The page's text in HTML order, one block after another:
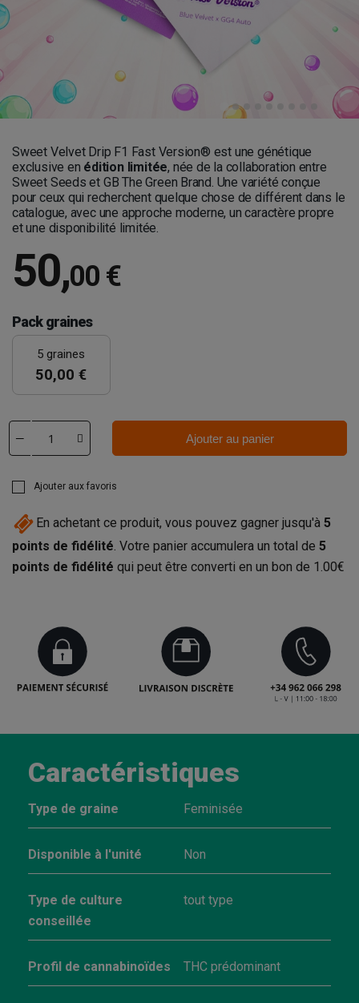
Sweet Velvet Drip F1 Fast Version® est une génétique
exclusive en édition limitée, née de la collaboration entre
Sweet Seeds et GB The Green Brand. Une variété conçue
pour ceux qui recherchent quelque chose de différent dans le
catalogue, avec une approche moderne, un caractère propre
et une disponibilité limitée.
50,00 €
Pack graines
5 graines
50,00 €
Ajouter au panier
Ajouter aux favoris
En achetant ce produit, vous pouvez gagner jusqu'à 5
points de fidélité. Votre panier accumulera un total de 5
points de fidélité qui peut être converti en un bon de 1.00€
Caractéristiques
Type de graine Feminisée
Disponible à l'unité Non
Type de culture
conseillée
tout type
Profil de cannabinoïdes THC prédominant